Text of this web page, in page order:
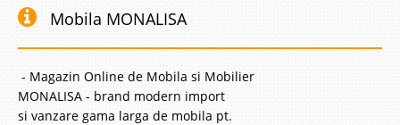
Mobila MONALISA
- Magazin Online de Mobila si Mobilier
MONALISA - brand modern import
si vanzare gama larga de mobila pt.